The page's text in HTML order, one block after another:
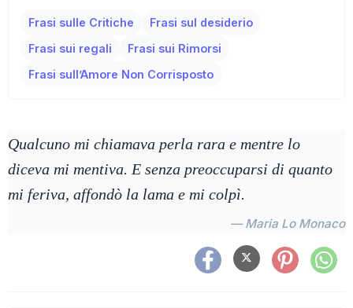
Frasi sulle Critiche
Frasi sul desiderio
Frasi sui regali
Frasi sui Rimorsi
Frasi sull’Amore Non Corrisposto
Qualcuno mi chiamava perla rara e mentre lo
diceva mi mentiva. E senza preoccuparsi di quanto
mi feriva, affondò la lama e mi colpì.
— Maria Lo Monaco